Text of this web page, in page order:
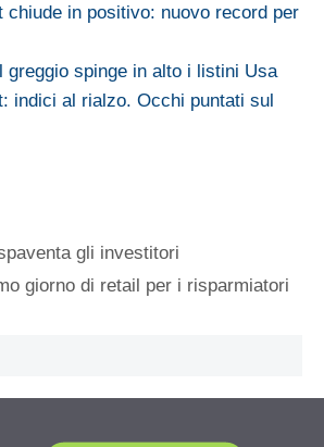
chiude in positivo: nuovo record per
greggio spinge in alto i listini Usa
indici al rialzo. Occhi puntati sul
gli investitori
giorno di retail per i risparmiatori